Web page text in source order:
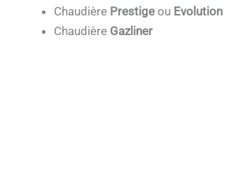
Chaudière Prestigeou Evolution
Chaudière Gazliner